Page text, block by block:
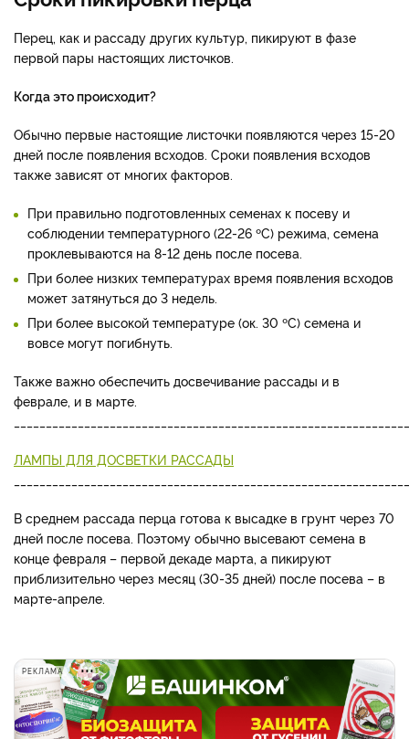
Перец, как и рассаду других культур, пикируют в фазе
первой пары настоящих листочков.
Когда это происходит?
Обычно первые настоящие листочки появляются через 15-20
дней после появления всходов. Сроки появления всходов
также зависят от многих факторов.
При правильно подготовленных семенах к посеву и
соблюдении температурного (22-26 ºC) режима, семена
проклевываются на 8-12 день после посева.
При более низких температурах время появления всходов
может затянуться до 3 недель.
При более высокой температуре (ок. 30 ºC) семена и
вовсе могут погибнуть.
Также важно обеспечить досвечивание рассады и в
феврале, и в марте.
ЛАМПЫ ДЛЯ ДОСВЕТКИ РАССАДЫ
В среднем рассада перца готова к высадке в грунт через 70
дней после посева. Поэтому обычно высевают семена в
конце февраля – первой декаде марта, а пикируют
приблизительно через месяц (30-35 дней) после посева – в
марте-апреле.
РЕКЛАМА